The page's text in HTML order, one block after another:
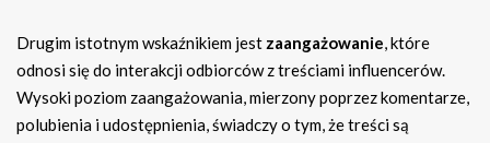
Drugim istotnym wskaźnikiem jest zaangażowanie, które
odnosi się do interakcji odbiorców z treściami influencerów.
Wysoki poziom zaangażowania, mierzony poprzez komentarze,
polubienia i udostępnienia, świadczy o tym, że treści są